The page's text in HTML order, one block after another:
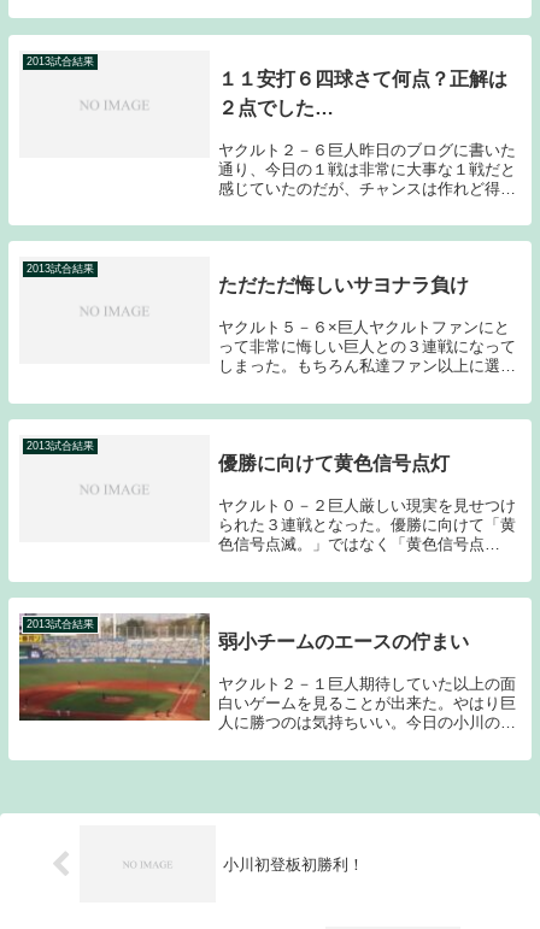
点を失い、試合は決まってしまった。バー
ネット、石山も打ち込まれてしまい、最悪
2013試合結果
１１安打６四球さて何点？正解は
２点でした…
ヤクルト２－６巨人昨日のブログに書いた
通り、今日の１戦は非常に大事な１戦だと
感じていたのだが、チャンスは作れど得点
言う結果が残ってしまった。しかもバレン
ティンが左足首に違和感を感じ、４回の守
2013試合結果
ただただ悔しいサヨナラ負け
ヤクルト５－６×巨人ヤクルトファンにと
って非常に悔しい巨人との３連戦になって
しまった。もちろん私達ファン以上に選手
こうなると明日からの広島３連戦で３連勝
してもらうしか道はないか…非常に厳しい
2013試合結果
優勝に向けて黄色信号点灯
ヤクルト０－２巨人厳しい現実を見せつけ
られた３連戦となった。優勝に向けて「黄
色信号点滅。」ではなく「黄色信号点
だが、優勝となると同一カード３連敗を喫
した巨人を倒さなければならない。そのイ
2013試合結果
弱小チームのエースの佇まい
ヤクルト２－１巨人期待していた以上の面
白いゲームを見ることが出来た。やはり巨
人に勝つのは気持ちいい。今日の小川の姿
重なった。ルーキーとは思えない精神力の
小川初登板初勝利！